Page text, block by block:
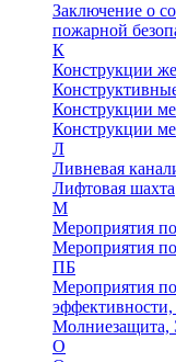
Заключение о
пожарной
К
Конструкции
Конструкции
Конструкции
Л
Ливневая
Лифтовая шахта
М
Мероприятия
Мероприятия
ПБ
Мероприятия
Молниезащита,
О